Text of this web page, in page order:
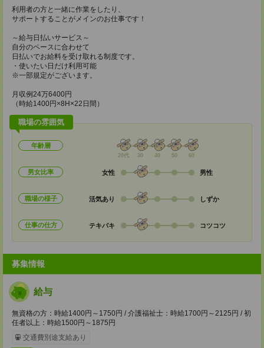
利用者の方と一緒に作業をしたり、
サポートすることがメインのお仕事です！
～給与日払いサービス～
自分のペースに合わせて
日払いでお給料を受け取れる制度です。
・使いたい日だけ利用可能
※一部規定がございます。
月収例24万6400円
（時給1400円×8H×22日間）
職場の雰囲気
年齢層
20代 30 40 50 60
男女比率 女性 男性
職場の様子 活気あり しずか
仕事の仕方 テキパキ コツコツ
募集情報
給与
無資格の方：時給1400円～1750円 / 介護福祉士：時給1700円～2125円 / 初
任者以上：時給1500円～1875円
交通費別途支給あり